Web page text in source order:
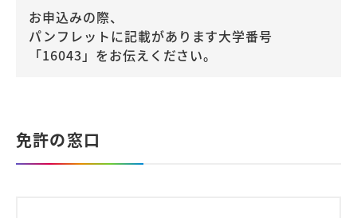
お申込みの際、
パンフレットに記載があります大学番号
「16043」をお伝えください。
免許の窓口